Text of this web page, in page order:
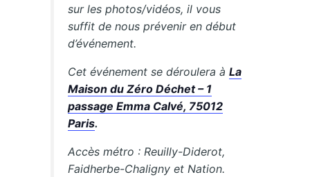
sur les photos/vidéos, il vous
suffit de nous prévenir en début
d’événement.
Cet événement se déroulera àLa
Maison du Zéro Déchet – 1
passage Emma Calvé, 75012
Paris.
Accès métro : Reuilly-Diderot,
Faidherbe-Chaligny et Nation.